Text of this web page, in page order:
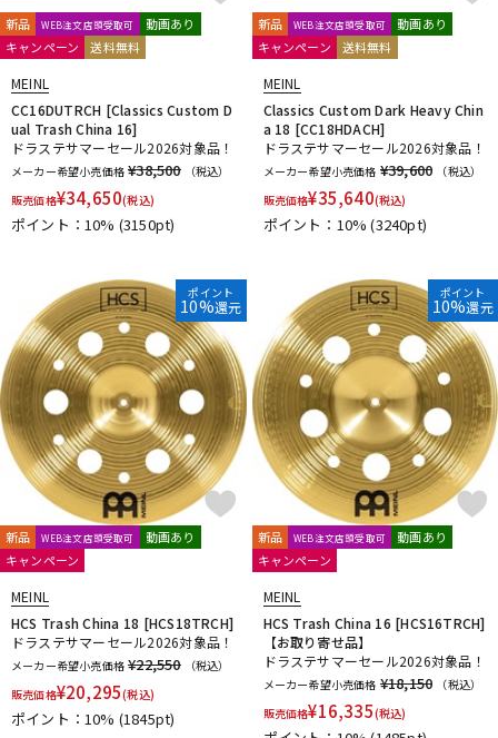
新品 WEB注文店頭受取可
動画あり
キャンペーン
送料無料
MEINL
CC16DUTRCH [Classics Custom D
ual Trash China 16]
ドラステサマーセール2026対象品！
メーカー希望小売価格 ¥38,500
（税込）
販売価格¥34,650(税込)
ポイント：10% (3150pt)
新品 WEB注文店頭受取可
動画あり
キャンペーン
送料無料
MEINL
Classics Custom Dark Heavy Chin
a 18 [CC18HDACH]
ドラステサマーセール2026対象品！
メーカー希望小売価格 ¥39,600
（税込）
販売価格¥35,640(税込)
ポイント：10%(3240pt)
ポイント
10%還元
新品 WEB注文店頭受取可
動画あり
キャンペーン
MEINL
HCS Trash China 18 [HCS18TRCH]
ドラステサマーセール2026対象品！
メーカー希望小売価格 ¥22,550
（税込）
販売価格¥20,295(税込)
ポイント：10% (1845pt)
ポイント
10%還元
新品 WEB注文店頭受取可
動画あり
キャンペーン
MEINL
HCS Trash China 16 [HCS16TRCH]
【お取り寄せ品】
ドラステサマーセール2026対象品！
メーカー希望小売価格 ¥18,150
（税込）
販売価格¥16,335(税込)